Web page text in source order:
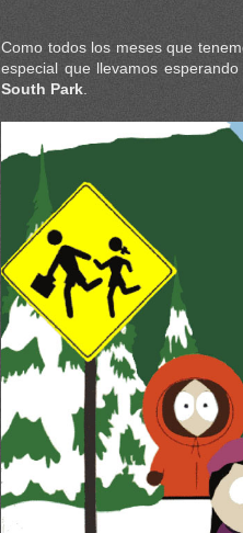
Como todos los meses que
especial que llevamos
South Park